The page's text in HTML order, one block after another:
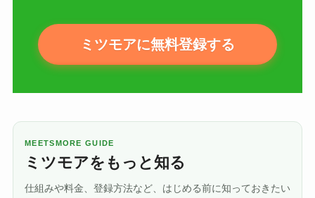
ミツモアに無料登録する
MEETSMORE GUIDE
ミツモアをもっと知る
仕組みや料金、登録方法など、はじめる前に知っておきたい